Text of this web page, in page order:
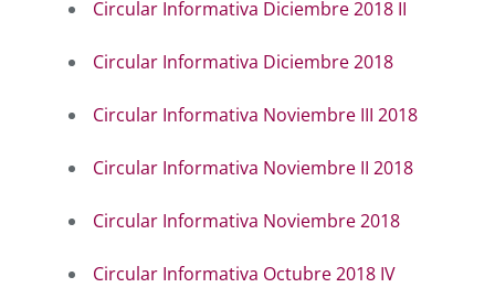
Circular Informativa Diciembre 2018 II
Circular Informativa Diciembre 2018
Circular Informativa Noviembre III 2018
Circular Informativa Noviembre II 2018
Circular Informativa Noviembre 2018
Circular Informativa Octubre 2018 IV